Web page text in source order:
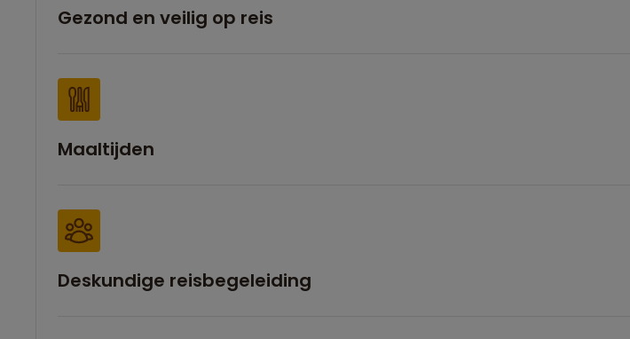
Gezond en veilig op reis
Maaltijden
Deskundige reisbegeleiding